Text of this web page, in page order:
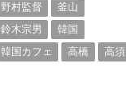
野村監督
釜山
鈴木宗男
韓国
韓国カフェ
高橋 高須